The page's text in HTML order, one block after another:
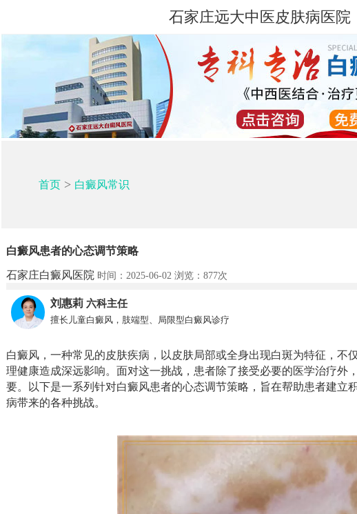
石家庄远大中医皮肤病医院
首页> 白癜风常识
白癜风患者的心态调节策略
石家庄白癜风医院 时间：2025-06-02 浏览： 877次
刘惠莉 六科主任
擅长儿童白癜风，肢端型、局限型白癜风诊疗
白癜风，一种常见的皮肤疾病，以皮肤局部或全身出现白斑为特征，不
理健康造成深远影响。面对这一挑战，患者除了接受必要的医学治疗外
要。以下是一系列针对白癜风患者的心态调节策略，旨在帮助患者建立
病带来的各种挑战。